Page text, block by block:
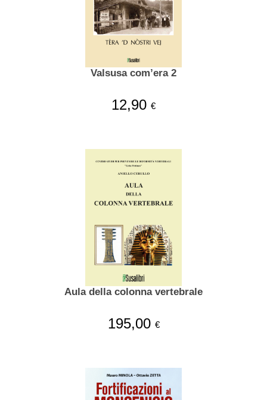
Valsusa com’era 2
12,90 €
Aula della colonna vertebrale
195,00 €